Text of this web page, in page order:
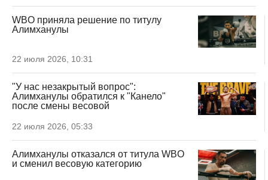
WBO приняла решение по титулу
Алимханулы
22 июля 2026, 10:31
"У нас незакрытый вопрос":
Алимханулы обратился к "Канело"
после смены весовой
22 июля 2026, 05:33
Алимханулы отказался от титула WBO
и сменил весовую категорию